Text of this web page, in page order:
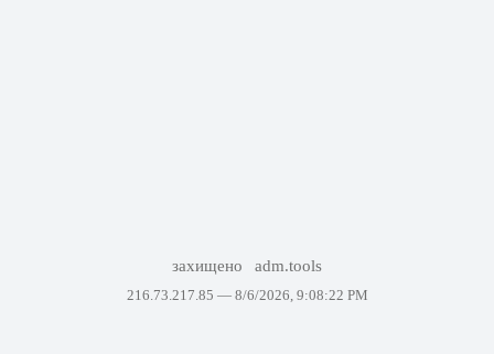
захищено adm.tools
216.73.217.85 — 8/6/2026, 9:08:22 PM